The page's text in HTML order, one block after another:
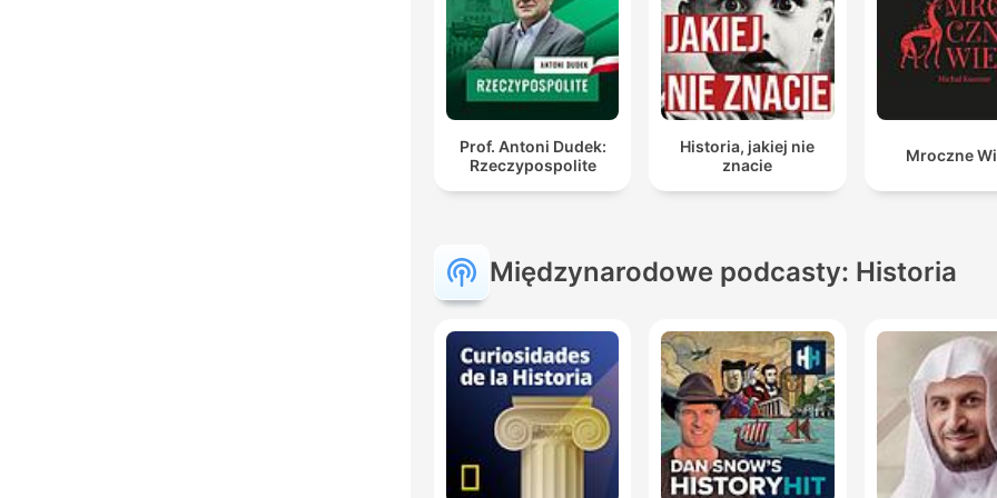
Prof. Antoni Dudek:
Rzeczypospolite
Historia, jakiej nie
znacie
Mroczne
Międzynarodowe podcasty: Historia